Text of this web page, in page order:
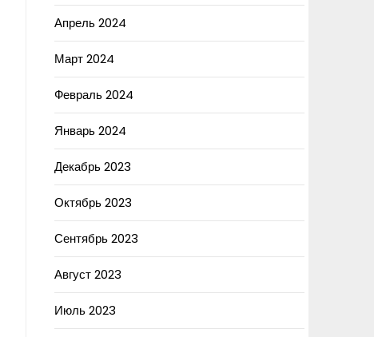
Апрель 2024
Март 2024
Февраль 2024
Январь 2024
Декабрь 2023
Октябрь 2023
Сентябрь 2023
Август 2023
Июль 2023